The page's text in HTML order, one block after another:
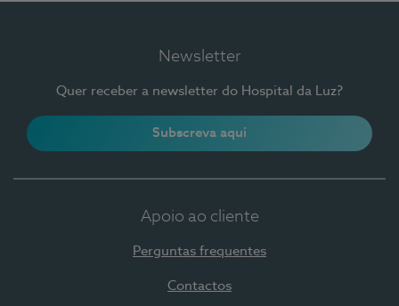
Newsletter
Quer receber a newsletter do Hospital da Luz?
Subscreva aqui
Apoio ao cliente
Perguntas frequentes
Contactos